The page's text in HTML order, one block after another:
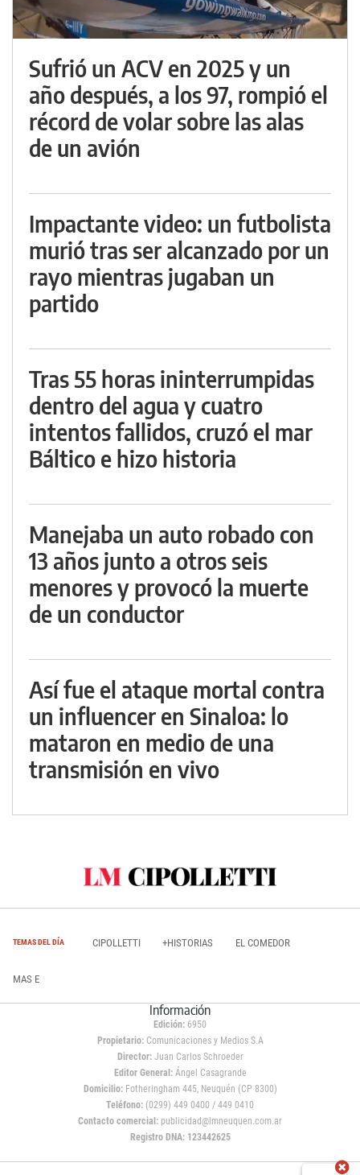
Sufrió un ACV en 2025 y un
año después, a los 97, rompió el
récord de volar sobre las alas
de un avión
Impactante video: un futbolista
murió tras ser alcanzado por un
rayo mientras jugaban un
partido
Tras 55 horas ininterrumpidas
dentro del agua y cuatro
intentos fallidos, cruzó el mar
Báltico e hizo historia
Manejaba un auto robado con
13 años junto a otros seis
menores y provocó la muerte
de un conductor
Así fue el ataque mortal contra
un influencer en Sinaloa: lo
mataron en medio de una
transmisión en vivo
TEMAS DEL DÍA CIPOLLETTI +HISTORIAS EL COMEDOR
MAS E
Información
Edición: 6950
Propietario:Comunicaciones y Medios S.A
Director: Juan Carlos Schroeder
Editor General:Ángel Casagrande
Domicilio:Fotheringham 445, Neuquén (CP 8300)
Teléfono: (0299) 449 0400 / 449 0410
Contacto comercial: publicidad@lmneuquen.com.ar
Registro DNA: 123442625